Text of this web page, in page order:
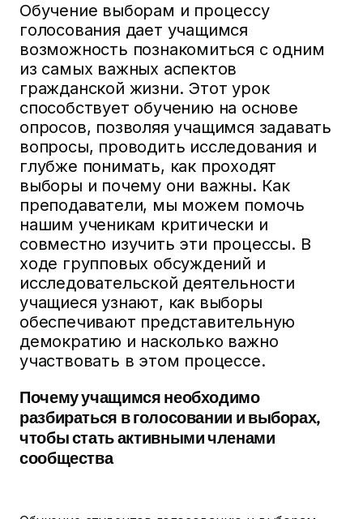
Обучение выборам и процессу
голосования дает учащимся
возможность познакомиться с одним
из самых важных аспектов
гражданской жизни. Этот урок
способствует обучению на основе
опросов, позволяя учащимся задавать
вопросы, проводить исследования и
глубже понимать, как проходят
выборы и почему они важны. Как
преподаватели, мы можем помочь
нашим ученикам критически и
совместно изучить эти процессы. В
ходе групповых обсуждений и
исследовательской деятельности
учащиеся узнают, как выборы
обеспечивают представительную
демократию и насколько важно
участвовать в этом процессе.
Почему учащимся необходимо
разбираться в голосовании и выборах,
чтобы стать активными членами
сообщества